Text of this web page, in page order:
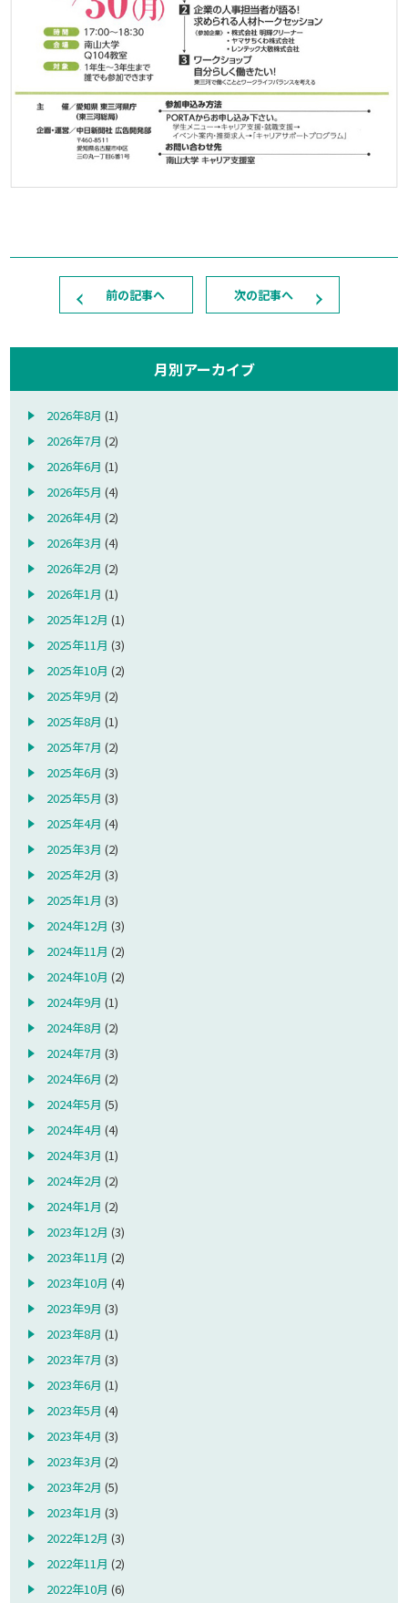
前の記事へ 次の記事へ
月別アーカイブ
2026年8月 (1)
2026年7月 (2)
2026年6月 (1)
2026年5月 (4)
2026年4月 (2)
2026年3月 (4)
2026年2月 (2)
2026年1月 (1)
2025年12月 (1)
2025年11月 (3)
2025年10月 (2)
2025年9月 (2)
2025年8月 (1)
2025年7月 (2)
2025年6月 (3)
2025年5月 (3)
2025年4月 (4)
2025年3月 (2)
2025年2月 (3)
2025年1月 (3)
2024年12月 (3)
2024年11月 (2)
2024年10月 (2)
2024年9月 (1)
2024年8月 (2)
2024年7月 (3)
2024年6月 (2)
2024年5月 (5)
2024年4月 (4)
2024年3月 (1)
2024年2月 (2)
2024年1月 (2)
2023年12月 (3)
2023年11月 (2)
2023年10月 (4)
2023年9月 (3)
2023年8月 (1)
2023年7月 (3)
2023年6月 (1)
2023年5月 (4)
2023年4月 (3)
2023年3月 (2)
2023年2月 (5)
2023年1月 (3)
2022年12月 (3)
2022年11月 (2)
2022年10月 (6)